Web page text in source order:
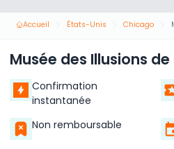
Accueil États-Unis Chicago
Musée des Illusions
Confirmation
instantanée
Non remboursable